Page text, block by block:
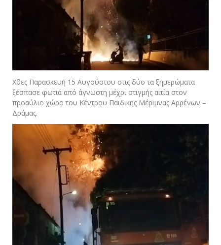
Χθες Παρασκευή 15 Αυγούστου στις δύο τα ξημερώματα
ξέσπασε φωτιά από άγνωστη μέχρι στιγμής αιτία στον
προαύλιο χώρο του Κέντρου Παιδικής Μέριμνας Αρρένων –
Δράμας.